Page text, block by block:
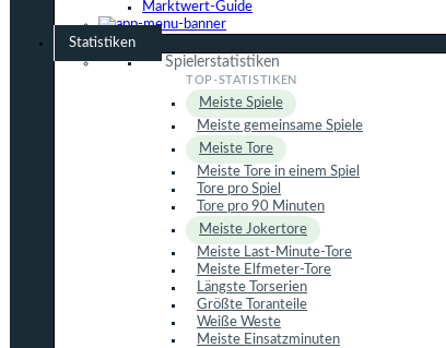
Marktwert-Guide
Statistiken
Spielerstatistiken
Meiste Spiele
Meiste gemeinsame Spiele
Meiste Tore
Meiste Tore in einem Spiel
Tore pro Spiel
Tore pro 90 Minuten
Meiste Jokertore
Meiste Last-Minute-Tore
Meiste Elfmeter-Tore
Längste Torserien
Größte Toranteile
Weiße Weste
Meiste Einsatzminuten